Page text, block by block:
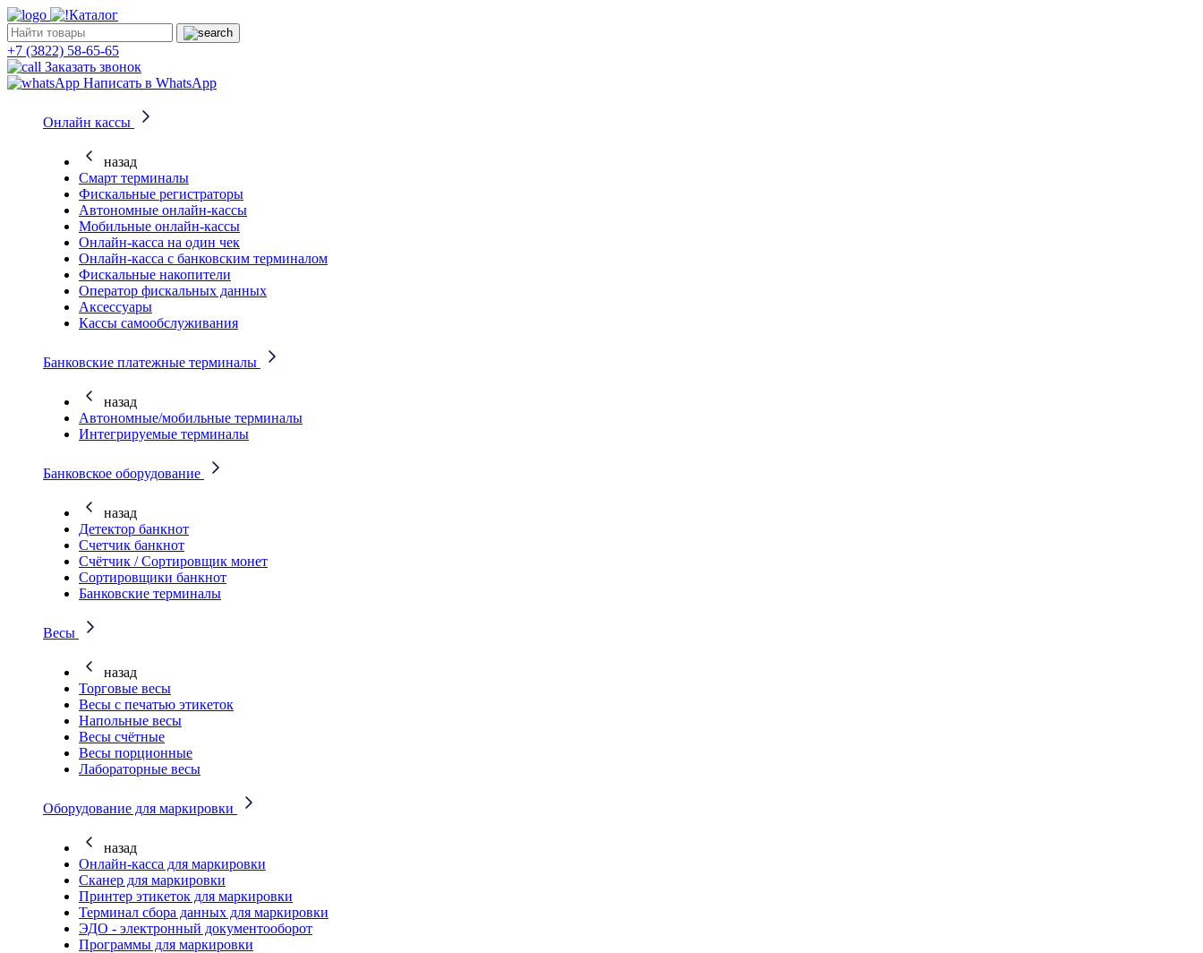
Каталог
+7 (3822) 58-65-65
Заказать звонок
Написать в WhatsApp
Онлайн кассы
назад
Смарт терминалы
Фискальные регистраторы
Автономные онлайн-кассы
Мобильные онлайн-кассы
Онлайн-касса на один чек
Онлайн-касса с банковским терминалом
Фискальные накопители
Оператор фискальных данных
Аксессуары
Кассы самообслуживания
Банковские платежные терминалы
назад
Автономные/мобильные терминалы
Интегрируемые терминалы
Банковское оборудование
назад
Детектор банкнот
Счетчик банкнот
Счётчик / Сортировщик монет
Сортировщики банкнот
Банковские терминалы
Весы
назад
Торговые весы
Весы с печатью этикеток
Напольные весы
Весы счётные
Весы порционные
Лабораторные весы
Оборудование для маркировки
назад
Онлайн-касса для маркировки
Сканер для маркировки
Принтер этикеток для маркировки
Терминал сбора данных для маркировки
ЭДО - электронный документооборот
Программы для маркировки